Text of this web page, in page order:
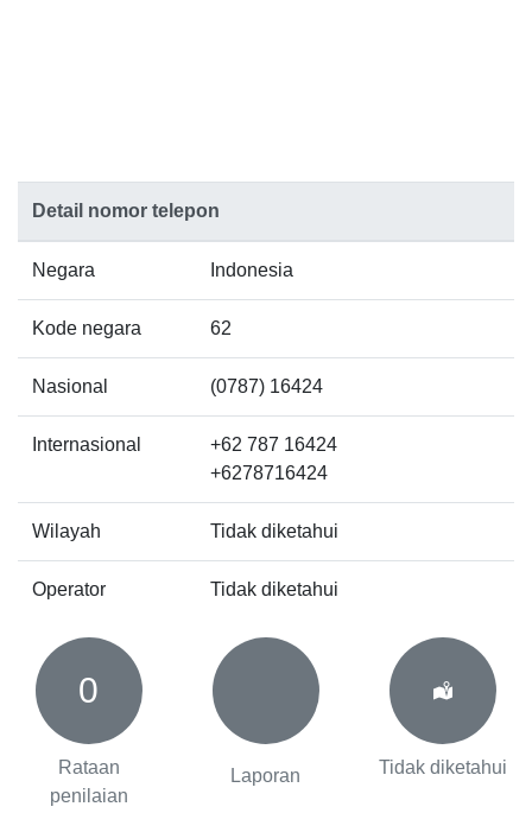
Detail nomor telepon
Negara Indonesia
Kode negara 62
Nasional (0787) 16424
Internasional
+62 787 16424
+6278716424
Wilayah Tidak diketahui
Operator Tidak diketahui
0
Rataan
penilaian
Laporan Tidak diketahui